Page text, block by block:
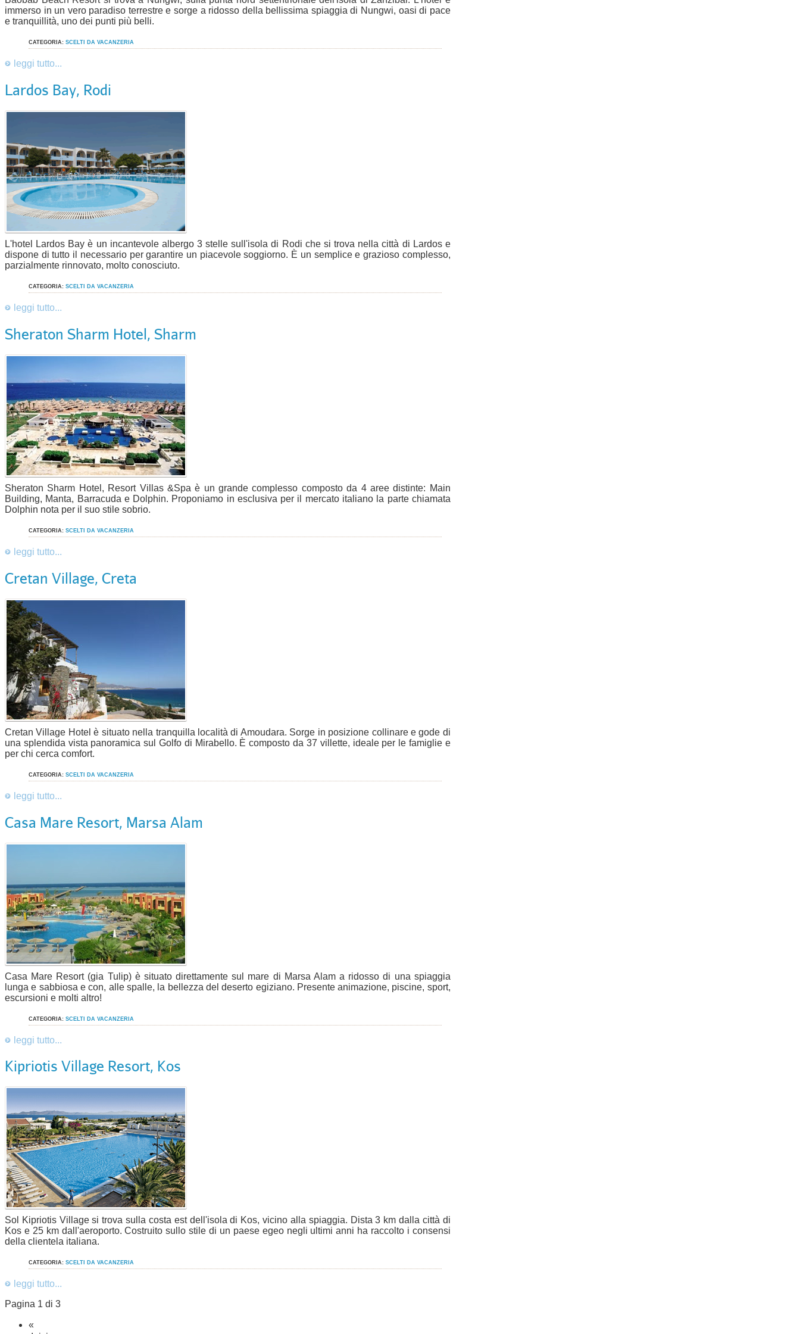
immerso in un vero paradiso terrestre e sorge a ridosso della bellissima spiaggia di Nungwi, oasi di pace
e tranquillità, uno dei punti più belli.
CATEGORIA: SCELTI DA VACANZERIA
leggi tutto...
Lardos Bay, Rodi
L'hotel Lardos Bay è un incantevole albergo 3 stelle sull'isola di Rodi che si trova nella città di Lardos e
dispone di tutto il necessario per garantire un piacevole soggiorno. È un semplice e grazioso complesso,
parzialmente rinnovato, molto conosciuto.
CATEGORIA: SCELTI DA VACANZERIA
leggi tutto...
Sheraton Sharm Hotel, Sharm
Sheraton Sharm Hotel, Resort Villas &Spa è un grande complesso composto da 4 aree distinte: Main
Building, Manta, Barracuda e Dolphin. Proponiamo in esclusiva per il mercato italiano la parte chiamata
Dolphin nota per il suo stile sobrio.
CATEGORIA: SCELTI DA VACANZERIA
leggi tutto...
Cretan Village, Creta
Cretan Village Hotel è situato nella tranquilla località di Amoudara. Sorge in posizione collinare e gode di
una splendida vista panoramica sul Golfo di Mirabello. È composto da 37 villette, ideale per le famiglie e
per chi cerca comfort.
CATEGORIA: SCELTI DA VACANZERIA
leggi tutto...
Casa Mare Resort, Marsa Alam
Casa Mare Resort (gia Tulip) è situato direttamente sul mare di Marsa Alam a ridosso di una spiaggia
lunga e sabbiosa e con, alle spalle, la bellezza del deserto egiziano. Presente animazione, piscine, sport,
escursioni e molti altro!
CATEGORIA: SCELTI DA VACANZERIA
leggi tutto...
Kipriotis Village Resort, Kos
Sol Kipriotis Village si trova sulla costa est dell'isola di Kos, vicino alla spiaggia. Dista 3 km dalla città di
Kos e 25 km dall'aeroporto. Costruito sullo stile di un paese egeo negli ultimi anni ha raccolto i consensi
della clientela italiana.
CATEGORIA: SCELTI DA VACANZERIA
leggi tutto...
Pagina 1 di 3
«